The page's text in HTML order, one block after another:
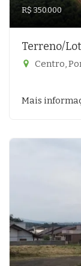
R$ 350.000
Terreno/
Centro,
Mais